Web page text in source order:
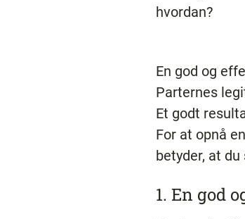
hvordan?
En god og
Parternes
Et godt
For at opnå
betyder, at
1. En god